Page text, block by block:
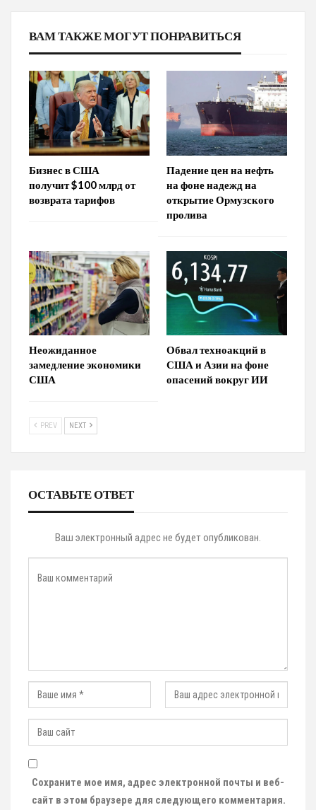
ВАМ ТАКЖЕ МОГУТ ПОНРАВИТЬСЯ
Бизнес в США
получит $100 млрд от
возврата тарифов
Падение цен на нефть
на фоне надежд на
открытие Ормузского
пролива
Неожиданное
замедление экономики
США
Обвал техноакций в
США и Азии на фоне
опасений вокруг ИИ
PREV NEXT
ОСТАВЬТЕ ОТВЕТ
Ваш электронный адрес не будет опубликован.
Сохраните мое имя, адрес электронной почты и веб-
сайт в этом браузере для следующего комментария.